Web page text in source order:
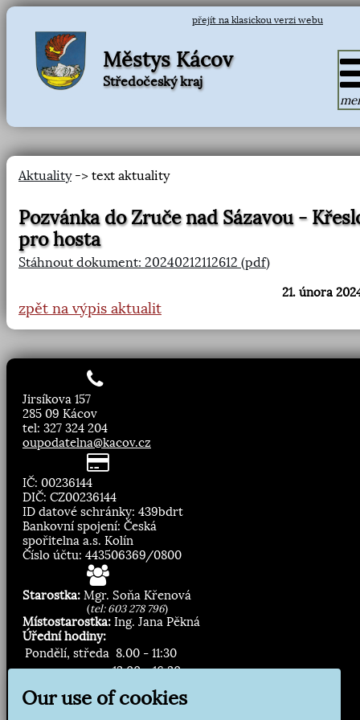
přejít na klasickou verzi webu
Městys Kácov
Středočeský kraj
Aktuality-> text aktuality
Pozvánka do Zruče nad Sázavou -
pro hosta
Stáhnout dokument: 20240212112612 (pdf)
21. února
zpět na výpis aktualit
Jirsíkova 157
285 09 Kácov
tel: 327 324 204
oupodatelna@kacov.cz
IČ: 00236144
DIČ: CZ00236144
ID datové schránky: 439bdrt
Bankovní spojení: Česká
spořitelna a.s. Kolín
Číslo účtu: 443506369/0800
Starostka: Mgr. Soňa Křenová
(tel: 603 278 796)
Místostarostka: Ing. Jana Pěkná
Úřední hodiny:
Pondělí, středa 8.00 - 11:30
13:00 - 16:30
Our use of cookies